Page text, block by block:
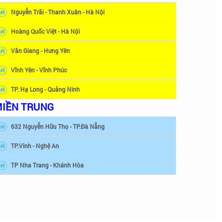
Nguyễn Trãi - Thanh Xuân - Hà Nội
Hoàng Quốc Việt - Hà Nội
Văn Giang - Hưng Yên
Vĩnh Yên - Vĩnh Phúc
TP. Hạ Long - Quảng Ninh
TRUNG
632 Nguyễn Hữu Thọ - TP.Đà Nẵng
TP.Vinh - Nghệ An
TP Nha Trang - Khánh Hòa